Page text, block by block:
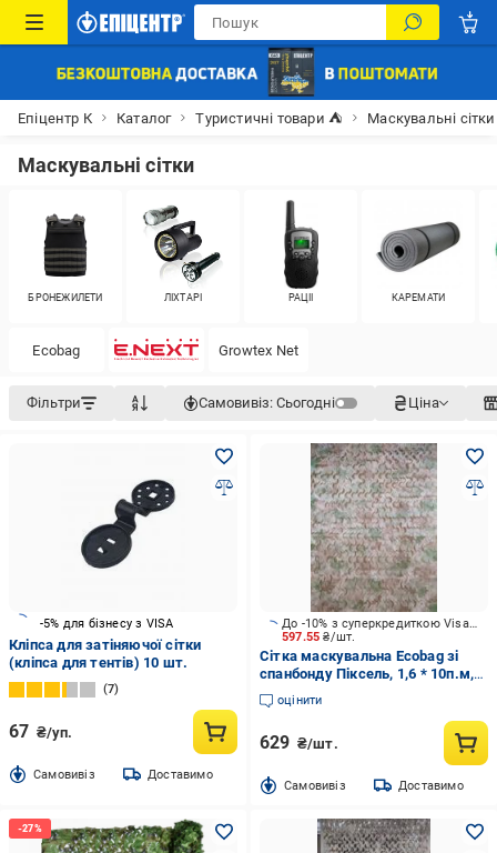
Епіцентр К Каталог Туристичні товари ⛺ Маскувальні сітки
Маскувальні сітки
БРОНЕЖИЛЕТИ ЛІХТАРІ РАЦІЇ КАРЕМАТИ
Ecobag Growtex Net
Фільтри Самовивіз: Сьогодні Ціна
-5% для бізнесу з VISA
Кліпса для затіняючої сітки
(кліпса для тентів) 10 шт.
7
67 ₴/уп.
Cамовивіз Доставимо
597.55₴/шт.
До -10% з суперкредиткою Visa Вигода
Сітка маскувальна Ecobag зі
спанбонду Піксель, 1,6 * 10п.м,
Літо
оцінити
629 ₴/шт.
Cамовивіз Доставимо